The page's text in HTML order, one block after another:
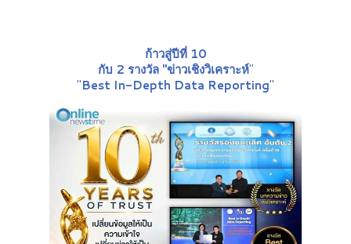
ก้าวสู่ปีที่ 10
กับ 2 รางวัล "ข่าวเชิงวิเคราะห์"
"Best In-Depth Data Reporting"